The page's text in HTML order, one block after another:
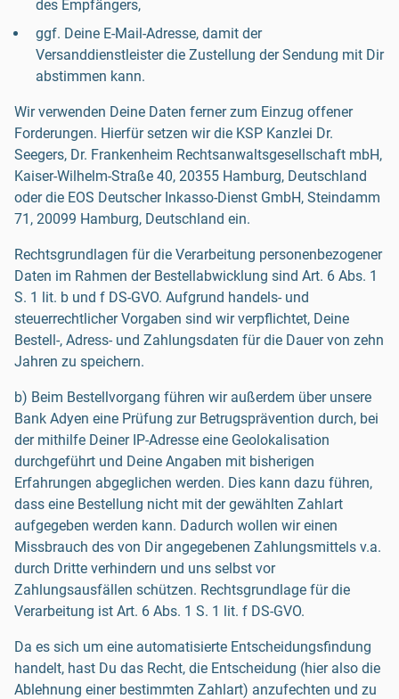
des Empfängers,
ggf. Deine E-Mail-Adresse, damit der
Versanddienstleister die Zustellung der Sendung mit Dir
abstimmen kann.
Wir verwenden Deine Daten ferner zum Einzug offener
Forderungen. Hierfür setzen wir die KSP Kanzlei Dr.
Seegers, Dr. Frankenheim Rechtsanwaltsgesellschaft mbH,
Kaiser-Wilhelm-Straße 40, 20355 Hamburg, Deutschland
oder die EOS Deutscher Inkasso-Dienst GmbH, Steindamm
71, 20099 Hamburg, Deutschland ein.
Rechtsgrundlagen für die Verarbeitung personenbezogener
Daten im Rahmen der Bestellabwicklung sind Art. 6 Abs. 1
S. 1 lit. b und f DS-GVO. Aufgrund handels- und
steuerrechtlicher Vorgaben sind wir verpflichtet, Deine
Bestell-, Adress- und Zahlungsdaten für die Dauer von zehn
Jahren zu speichern.
b) Beim Bestellvorgang führen wir außerdem über unsere
Bank Adyen eine Prüfung zur Betrugsprävention durch, bei
der mithilfe Deiner IP-Adresse eine Geolokalisation
durchgeführt und Deine Angaben mit bisherigen
Erfahrungen abgeglichen werden. Dies kann dazu führen,
dass eine Bestellung nicht mit der gewählten Zahlart
aufgegeben werden kann. Dadurch wollen wir einen
Missbrauch des von Dir angegebenen Zahlungsmittels v.a.
durch Dritte verhindern und uns selbst vor
Zahlungsausfällen schützen. Rechtsgrundlage für die
Verarbeitung ist Art. 6 Abs. 1 S. 1 lit. f DS-GVO.
Da es sich um eine automatisierte Entscheidungsfindung
handelt, hast Du das Recht, die Entscheidung (hier also die
Ablehnung einer bestimmten Zahlart) anzufechten und zu